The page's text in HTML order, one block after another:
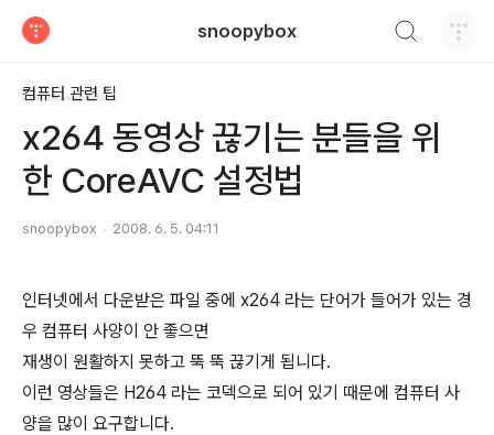
snoopybox
컴퓨터 관련 팁
x264 동영상 끊기는 분들을 위
한 CoreAVC 설정법
snoopybox 2008. 6. 5. 04:11
인터넷에서 다운받은 파일 중에 x264 라는 단어가 들어가 있는 경
우 컴퓨터 사양이 안 좋으면
재생이 원활하지 못하고 뚝 뚝 끊기게 됩니다.
이런 영상들은 H264 라는 코덱으로 되어 있기 때문에 컴퓨터 사
양을 많이 요구합니다.